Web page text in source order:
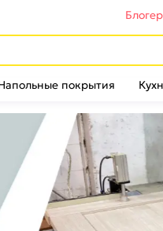
покрытия